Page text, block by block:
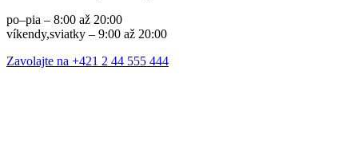
po–pia – 8:00 až 20:00
víkendy,sviatky – 9:00 až 20:00
Zavolajte na +421 2 44 555 444